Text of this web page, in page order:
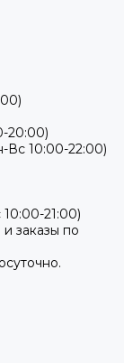
20:00)
Вс 10:00-22:00)
21:00)
заказы по